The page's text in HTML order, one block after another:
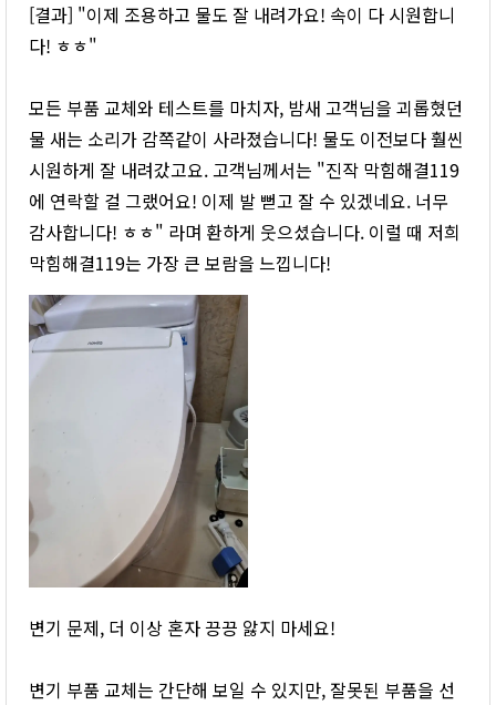
[결과] "이제 조용하고 물도 잘 내려가요! 속이 다 시원합니
다! ㅎㅎ"
모든 부품 교체와 테스트를 마치자, 밤새 고객님을 괴롭혔던
물 새는 소리가 감쪽같이 사라졌습니다! 물도 이전보다 훨씬
시원하게 잘 내려갔고요. 고객님께서는 "진작 막힘해결119
에 연락할 걸 그랬어요! 이제 발 뻗고 잘 수 있겠네요. 너무
감사합니다! ㅎㅎ" 라며 환하게 웃으셨습니다. 이럴 때 저희
막힘해결119는 가장 큰 보람을 느낍니다!
변기 문제, 더 이상 혼자 끙끙 앓지 마세요!
변기 부품 교체는 간단해 보일 수 있지만, 잘못된 부품을 선